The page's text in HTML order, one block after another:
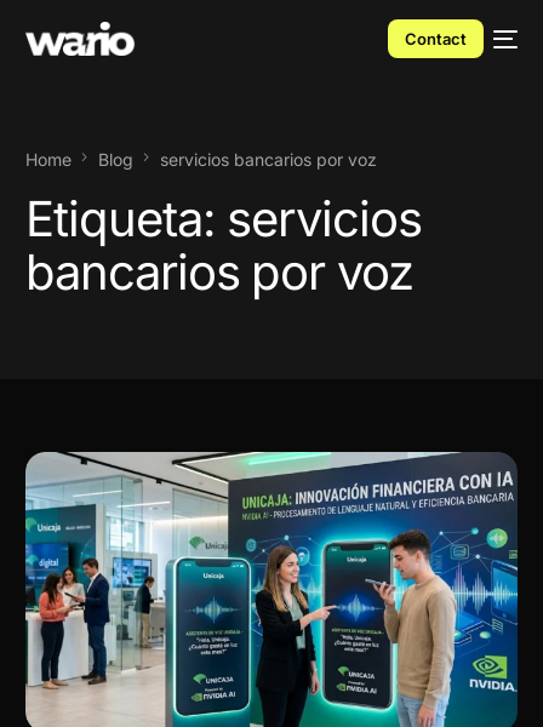
Contact
Home Blog servicios bancarios por voz
Etiqueta: servicios
bancarios por voz